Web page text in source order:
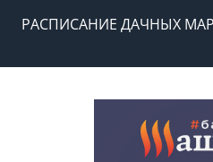
РАСПИСАНИЕ ДАЧНЫХ